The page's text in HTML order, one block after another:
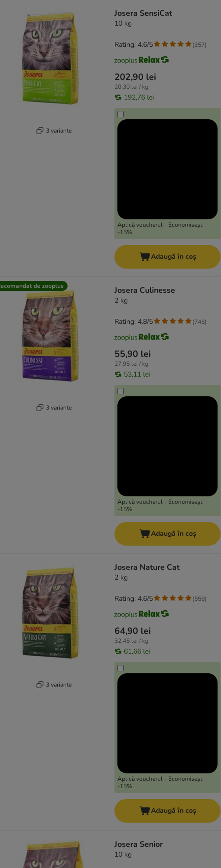
3 variante
Josera SensiCat
10 kg
202,90 lei
20,30 lei / kg
192,76 lei
Aplică voucherul - Economisești
-15%
Rating: 4.6/5 (357)
Adaugă în coș
de zooplus
3 variante
Josera Culinesse
2 kg
55,90 lei
27,95 lei / kg
53,11 lei
Aplică voucherul - Economisești
-15%
Rating: 4.8/5 (746)
Adaugă în coș
3 variante
Josera Nature Cat
2 kg
64,90 lei
32,45 lei / kg
61,66 lei
Aplică voucherul - Economisești
-15%
Rating: 4.6/5 (556)
Adaugă în coș
Josera Senior
10 kg